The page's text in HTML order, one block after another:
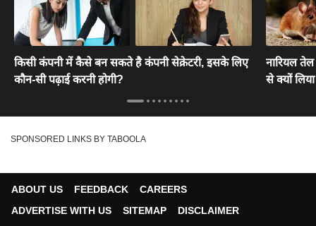
किसी कंपनी में कैसे बन सकते है कंपनी सेक्रेटरी, इसके लिए
कौन-सी पढ़ाई करनी होगी?
नारियल
से क्यों
SPONSORED LINKS BY TABOOLA
ABOUT US FEEDBACK
CAREERS
ADVERTISE WITH US
SITEMAP
DISCLAIMER